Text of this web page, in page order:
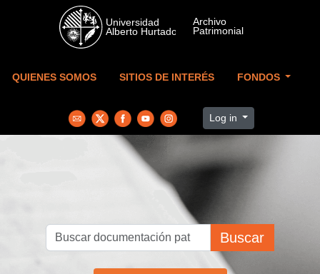
Skip to main content
QUIENES SOMOS SITIOS DE INTERÉS FONDOS
Log in
Buscar